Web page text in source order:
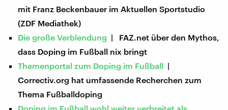
mit Franz Beckenbauer im Aktuellen Sportstudio
(ZDF Mediathek)
Die große Verblendung | FAZ.net über den Mythos,
dass Doping im Fußball nix bringt
Themenportal zum Doping im Fußball |
Correctiv.org hat umfassende Recherchen zum
Thema Fußballdoping